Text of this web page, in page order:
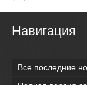
Навигация
Все последние